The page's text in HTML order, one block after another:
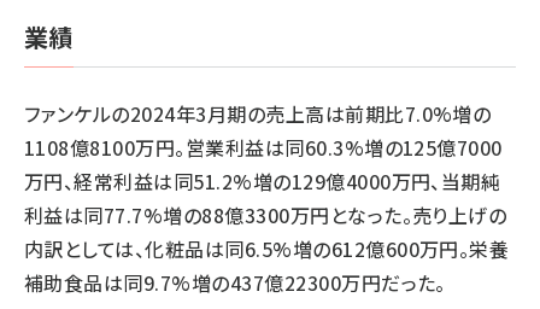
業績
ファンケルの2024年3月期の売上高は前期比7.0%増の
1108億8100万円。営業利益は同60.3%増の125億7000
万円、経常利益は同51.2%増の129億4000万円、当期純
利益は同77.7%増の88億3300万円となった。売り上げの
内訳としては、化粧品は同6.5%増の612億600万円。栄養
補助食品は同9.7%増の437億22300万円だった。